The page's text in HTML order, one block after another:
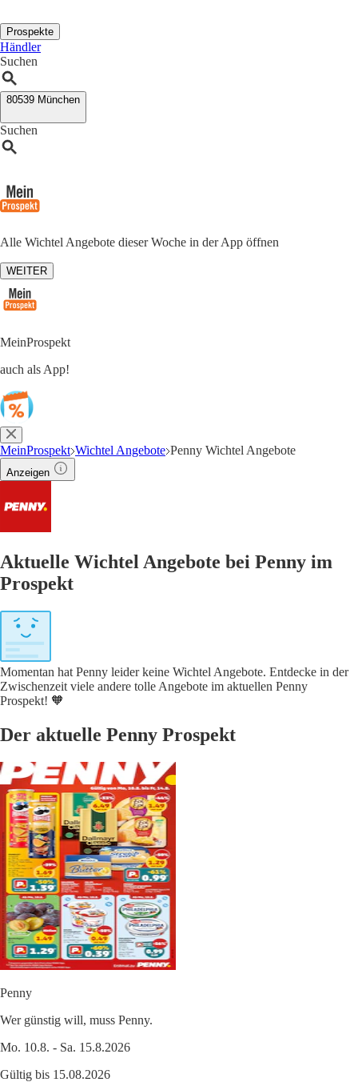
Prospekte
Händler
Suchen
80539 München
Suchen
Alle Wichtel Angebote dieser Woche in der App öffnen
WEITER
MeinProspekt
auch als App!
MeinProspekt Wichtel Angebote Penny Wichtel Angebote
Anzeigen
Aktuelle Wichtel Angebote bei Penny im
Prospekt
Momentan hat Penny leider keine Wichtel Angebote. Entdecke in der
Zwischenzeit viele andere tolle Angebote im aktuellen Penny
Prospekt! 🧡
Der aktuelle Penny Prospekt
Penny
Wer günstig will, muss Penny.
Mo. 10.8. - Sa. 15.8.2026
Gültig bis 15.08.2026